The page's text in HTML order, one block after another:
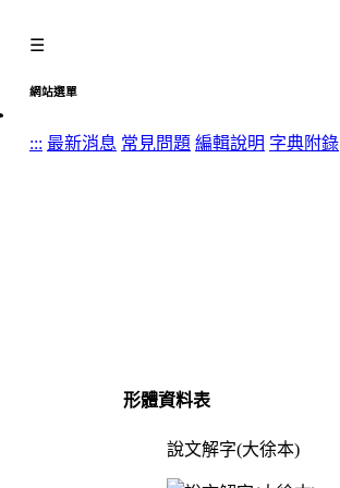
☰
網站選單
::: 最新消息 常見問題 編輯說明 字典附錄
形體資料表
說文解字(大徐本)